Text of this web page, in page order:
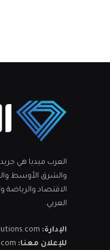
العرب ميديا هي
الاقتصاد والرياضة
العربي.
الإدارة:
للإعلان معنا: